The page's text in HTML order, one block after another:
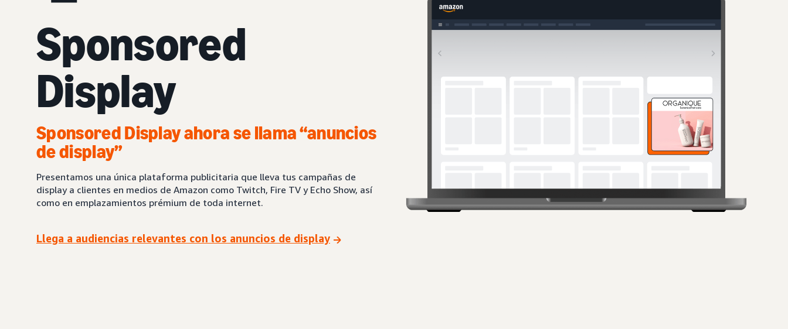
Sponsored
Display
Sponsored Display ahora se llama “anuncios
de display”
Presentamos una única plataforma publicitaria que lleva tus campañas de
display a clientes en medios de Amazon como Twitch, Fire TV y Echo Show, así
como en emplazamientos prémium de toda internet.
Llega a audiencias relevantes con los anuncios de display